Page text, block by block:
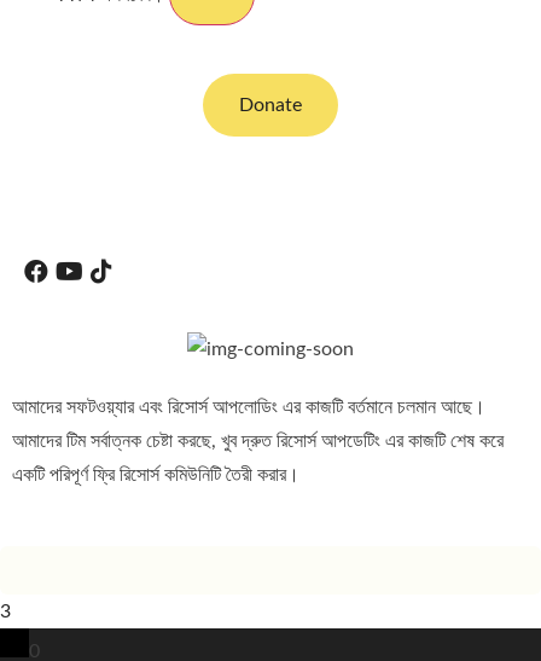
Donate
আমাদের সফটওয়্যার এবং রিসোর্স আপলোডিং এর কাজটি বর্তমানে চলমান আছে।
আমাদের টিম সর্বাত্নক চেষ্টা করছে, খুব দ্রুত রিসোর্স আপডেটিং এর কাজটি শেষ করে
একটি পরিপূর্ণ ফ্রি রিসোর্স কমিউনিটি তৈরী করার।
3
0